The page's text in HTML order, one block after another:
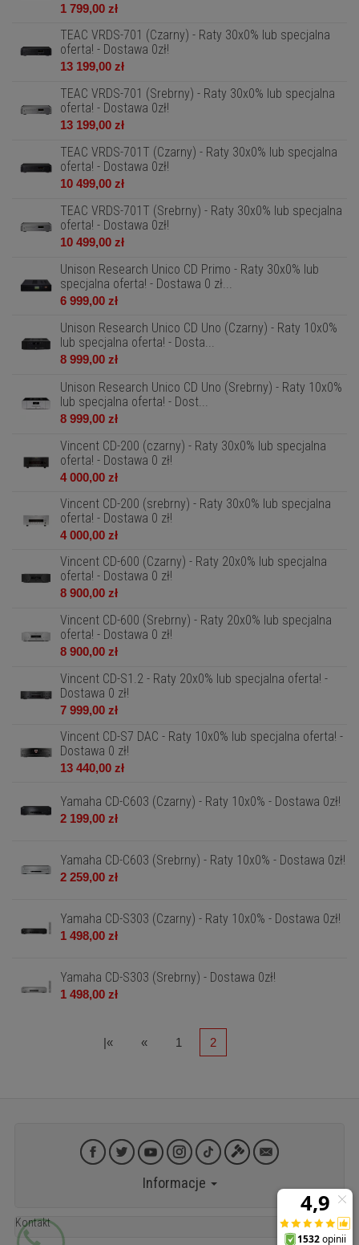
1 799,00 zł
TEAC VRDS-701 (Czarny) - Raty 30x0% lub specjalna
oferta! - Dostawa 0zł!
13 199,00 zł
TEAC VRDS-701 (Srebrny) - Raty 30x0% lub specjalna
oferta! - Dostawa 0zł!
13 199,00 zł
TEAC VRDS-701T (Czarny) - Raty 30x0% lub specjalna
oferta! - Dostawa 0zł!
10 499,00 zł
TEAC VRDS-701T (Srebrny) - Raty 30x0% lub specjalna
oferta! - Dostawa 0zł!
10 499,00 zł
Unison Research Unico CD Primo - Raty 30x0% lub
specjalna oferta! - Dostawa 0 zł...
6 999,00 zł
Unison Research Unico CD Uno (Czarny) - Raty 10x0%
lub specjalna oferta! - Dosta...
8 999,00 zł
Unison Research Unico CD Uno (Srebrny) - Raty 10x0%
lub specjalna oferta! - Dost...
8 999,00 zł
Vincent CD-200 (czarny) - Raty 30x0% lub specjalna
oferta! - Dostawa 0 zł!
4 000,00 zł
Vincent CD-200 (srebrny) - Raty 30x0% lub specjalna
oferta! - Dostawa 0 zł!
4 000,00 zł
Vincent CD-600 (Czarny) - Raty 20x0% lub specjalna
oferta! - Dostawa 0 zł!
8 900,00 zł
Vincent CD-600 (Srebrny) - Raty 20x0% lub specjalna
oferta! - Dostawa 0 zł!
8 900,00 zł
Vincent CD-S1.2 - Raty 20x0% lub specjalna oferta! -
Dostawa 0 zł!
7 999,00 zł
Vincent CD-S7 DAC - Raty 10x0% lub specjalna oferta! -
Dostawa 0 zł!
13 440,00 zł
Yamaha CD-C603 (Czarny) - Raty 10x0% - Dostawa 0zł!
2 199,00 zł
Yamaha CD-C603 (Srebrny) - Raty 10x0% - Dostawa 0zł!
2 259,00 zł
Yamaha CD-S303 (Czarny) - Raty 10x0% - Dostawa 0zł!
1 498,00 zł
Yamaha CD-S303 (Srebrny) - Dostawa 0zł!
1 498,00 zł
|« « 1 2
Informacje
Kontakt